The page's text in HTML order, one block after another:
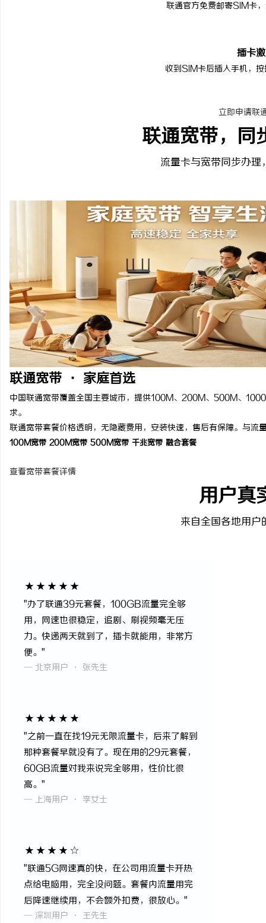
联通官方免费邮寄SIM卡
插卡
收到SIM卡后插入手机，
立即申请联
联通宽带，同
流量卡与宽带同步办理
联通宽带 · 家庭首选
中国联通宽带覆盖全国主要城市，提供100M、200M、500M、
求。
联通宽带套餐价格透明，无隐藏费用，安装快速，售后有保障。与流
100M宽带 200M宽带 500M宽带 千兆宽带 融合套餐
查看宽带套餐详情
用户真
来自全国各地用户
★★★★★
"办了联通39元套餐，100GB流量完全够
用，网速也很稳定，追剧、刷视频毫无压
力。快递两天就到了，插卡就能用，非常方
便。"
— 北京用户 · 张先生
★★★★★
"之前一直在找19元无限流量卡，后来了解到
那种套餐早就没有了。现在用的29元套餐，
60GB流量对我来说完全够用，性价比很
高。"
— 上海用户 · 李女士
★★★★☆
"联通5G网速真的快，在公司用流量卡开热
点给电脑用，完全没问题。套餐内流量用完
后降速继续用，不会额外扣费，很放心。"
— 深圳用户 · 王先生